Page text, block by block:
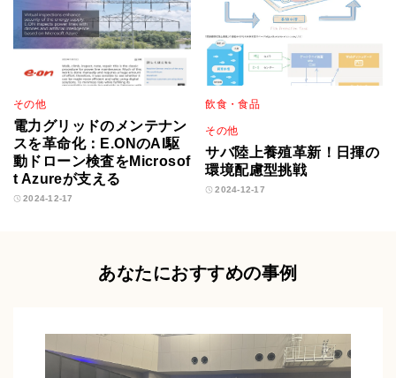
その他
電力グリッドのメンテナン
スを革命化：E.ONのAI駆
動ドローン検査をMicrosof
t Azureが支える
2024-12-17
飲食・食品
その他
サバ陸上養殖革新！日揮の
環境配慮型挑戦
2024-12-17
あなたにおすすめの事例